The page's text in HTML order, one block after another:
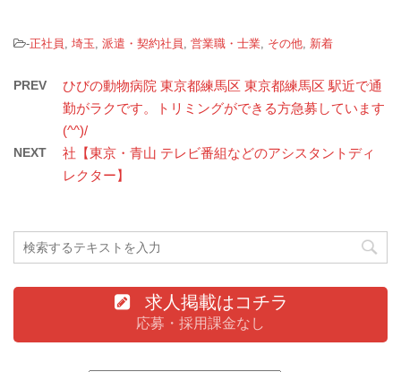
-正社員 , 埼玉, 派遣・契約社員 , 営業職・士業, その他, 新着
PREV
ひびの動物病院 東京都練馬区 東京都練馬区 駅近で通
勤がラクです。トリミングができる方急募しています
(^^)/
NEXT
社【東京・青山 テレビ番組などのアシスタントディ
レクター】
求人掲載はコチラ
応募・採用課金なし